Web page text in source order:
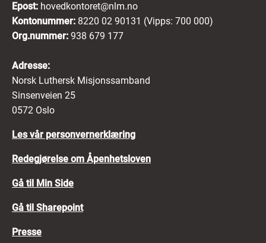
Epost: hovedkontoret@nlm.no
Kontonummer: 8220 02 90131 (Vipps: 700 000)
Org.nummer: 938 679 177
Adresse:
Norsk Luthersk Misjonssamband
Sinsenveien 25
0572 Oslo
Les vår personvernerklæring
Redegjørelse om Åpenhetsloven
Gå til Min Side
Gå til Sharepoint
Presse